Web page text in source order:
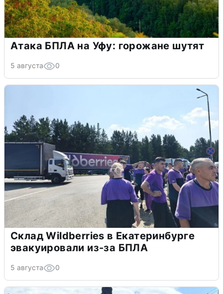
Атака БПЛА на Уфу: горожане шутят
5 августа 0
Склад Wildberries в Екатеринбурге
эвакуировали из-за БПЛА
5 августа 0